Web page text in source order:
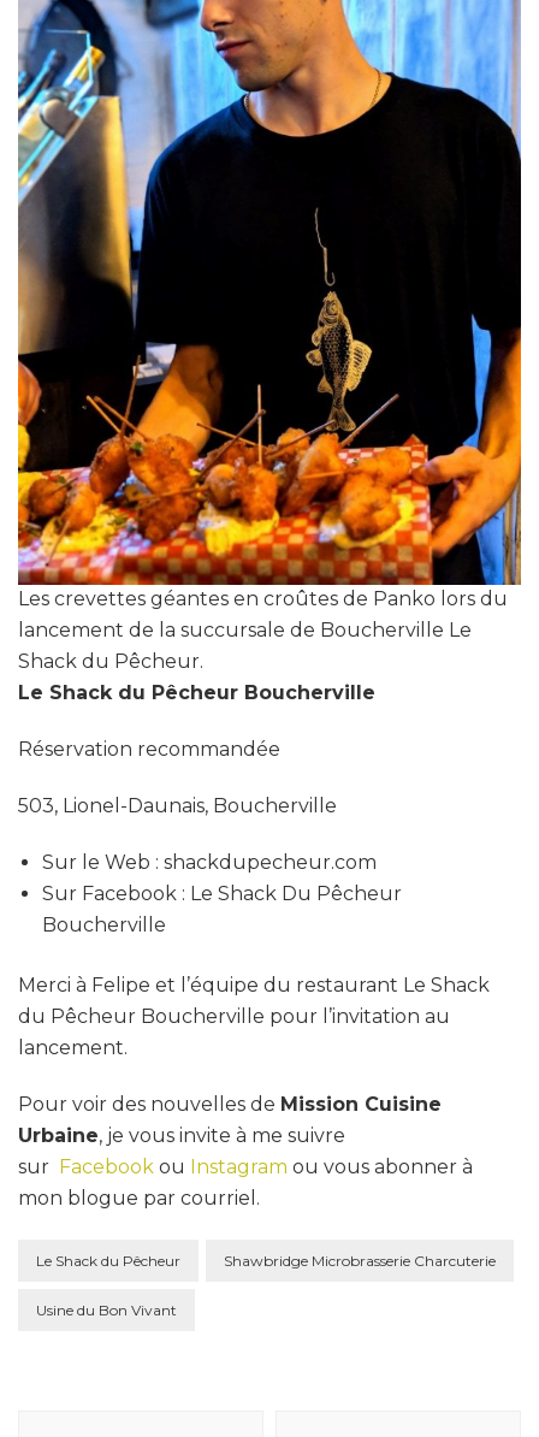
Les crevettes géantes en croûtes de Panko lors du
lancement de la succursale de Boucherville Le
Shack du Pêcheur.
Le Shack du Pêcheur Boucherville
Réservation recommandée
503, Lionel-Daunais, Boucherville
Sur le Web : shackdupecheur.com
Sur Facebook : Le Shack Du Pêcheur
Boucherville
Merci à Felipe et l’équipe du restaurant Le Shack
du Pêcheur Boucherville pour l’invitation au
lancement.
Pour voir des nouvelles de Mission Cuisine
Urbaine, je vous invite à me suivre
sur Facebook ou Instagram ou vous abonner à
mon blogue par courriel.
Le Shack du Pêcheur Shawbridge Microbrasserie Charcuterie
Usine du Bon Vivant